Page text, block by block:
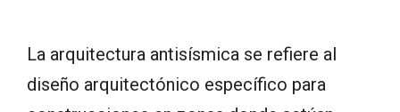
La arquitectura antisísmica se refiere al
diseño arquitectónico específico para